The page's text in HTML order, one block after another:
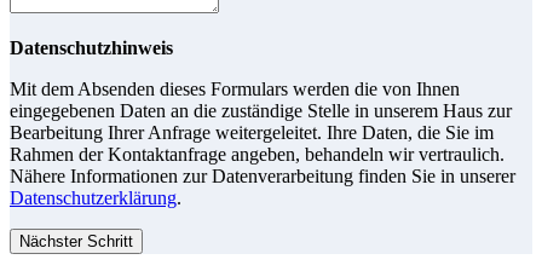
Datenschutzhinweis
Mit dem Absenden dieses Formulars werden die von Ihnen
eingegebenen Daten an die zuständige Stelle in unserem Haus zur
Bearbeitung Ihrer Anfrage weitergeleitet. Ihre Daten, die Sie im
Rahmen der Kontaktanfrage angeben, behandeln wir vertraulich.
Nähere Informationen zur Datenverarbeitung finden Sie in unserer
Datenschutzerklärung.
Nächster Schritt